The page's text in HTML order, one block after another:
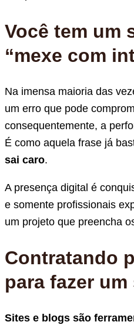
Você tem um
“mexe com
Na imensa maioria das
um erro que pode
consequentemente, a
É como aquela frase já
sai caro.
A presença digital é
e somente profissionais
um projeto que preencha
Contratando
para fazer um
Sites e blogs são